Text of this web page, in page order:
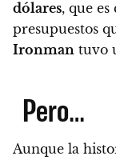
dólares, que
presupuestos
Ironman tuvo
Pero…
Aunque la